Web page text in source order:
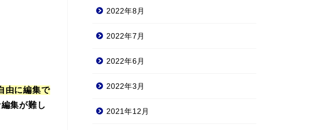
由に編集で
集が難し
2022年8月
2022年7月
2022年6月
2022年3月
2021年12月